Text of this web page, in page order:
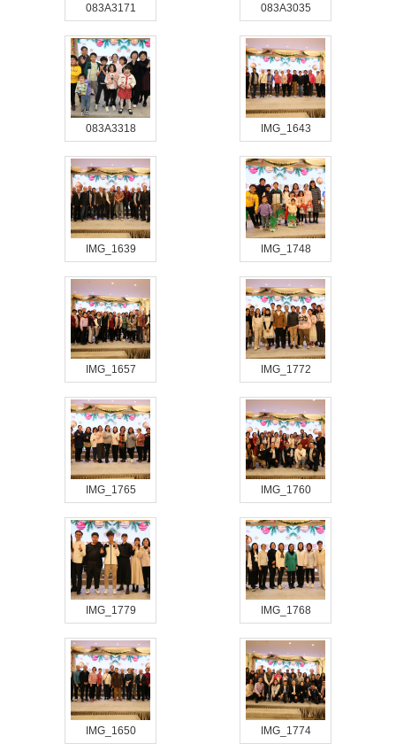
083A3171 083A3035
083A3318 IMG_1643
IMG_1639 IMG_1748
IMG_1657 IMG_1772
IMG_1765 IMG_1760
IMG_1779 IMG_1768
IMG_1650 IMG_1774